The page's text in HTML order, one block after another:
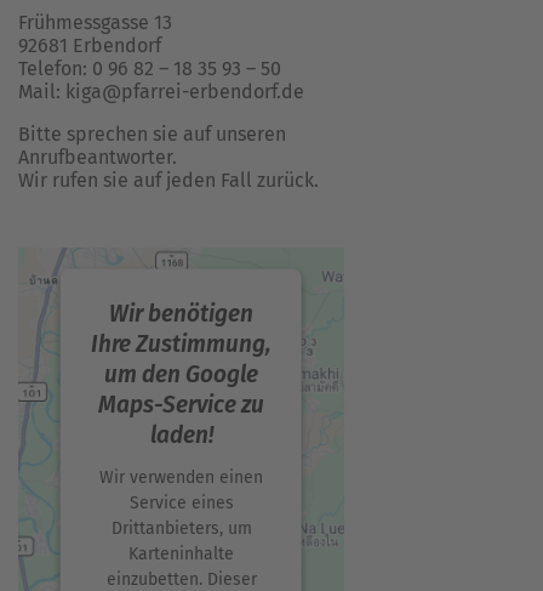
Frühmessgasse 13
92681 Erbendorf
Telefon: 0 96 82 – 18 35 93 – 50
Mail: kiga@pfarrei-erbendorf.de
Bitte sprechen sie auf unseren
Anrufbeantworter.
Wir rufen sie auf jeden Fall zurück.
Wir benötigen
Ihre Zustimmung,
um den Google
Maps-Service zu
laden!
Wir verwenden einen
Service eines
Drittanbieters, um
Karteninhalte
einzubetten. Dieser